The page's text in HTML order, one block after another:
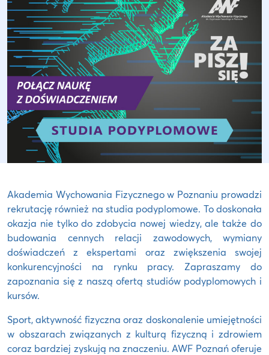
Akademia Wychowania Fizycznego w Poznaniu prowadzi
rekrutację również na studia podyplomowe. To doskonała
okazja nie tylko do zdobycia nowej wiedzy, ale także do
budowania cennych relacji zawodowych, wymiany
doświadczeń z ekspertami oraz zwiększenia swojej
konkurencyjności na rynku pracy. Zapraszamy do
zapoznania się z naszą ofertą studiów podyplomowych i
kursów.
Sport, aktywność fizyczna oraz doskonalenie umiejętności
w obszarach związanych z kulturą fizyczną i zdrowiem
coraz bardziej zyskują na znaczeniu. AWF Poznań oferuje